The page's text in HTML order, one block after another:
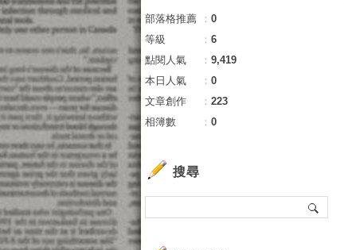
部落格推薦 ： 0
等級
： 6
點閱人氣
： 9,419
本日人氣
： 0
文章創作
： 223
相簿數
： 0
搜尋